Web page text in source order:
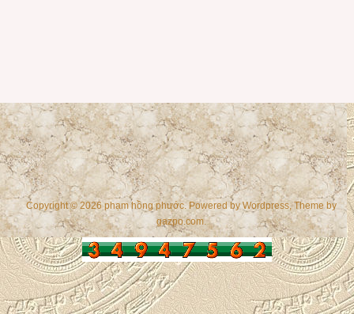
Copyright © 2026 phạm hồng phước. Powered byWordpress, Theme by
gazpo.com.